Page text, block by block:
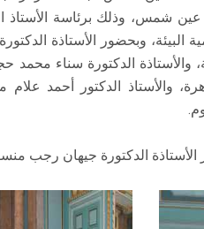
شمس، وذلك برئاسة
البيئة، وبحضور الأستاذة
والأستاذة الدكتورة سناء
والأستاذ الدكتور أحمد
الأستاذة الدكتورة جيهان رجب